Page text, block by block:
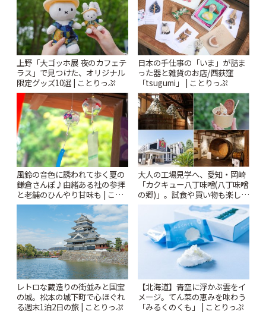
上野「大ゴッホ展 夜のカフェテ
ラス」で見つけた、オリジナル
限定グッズ10選 | ことりっぷ
日本の手仕事の「いま」が詰ま
った器と雑貨のお店/西荻窪
「tsugumi」 | ことりっぷ
風鈴の音色に誘われて歩く夏の
鎌倉さんぽ♪由緒ある社の参拝
と老舗のひんやり甘味も | こと
りっぷ
大人の工場見学へ、愛知・岡崎
「カクキュー八丁味噌(八丁味噌
の郷)」。試食や買い物も楽しみ
♪ | ことりっぷ
レトロな蔵造りの街並みと国宝
の城。松本の城下町で心ほぐれ
る週末1泊2日の旅 | ことりっぷ
【北海道】青空に浮かぶ雲をイ
メージ。てん菜の恵みを味わう
「みるくのくも」 | ことりっぷ